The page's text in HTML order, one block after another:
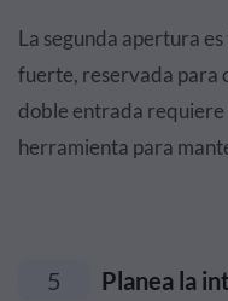
La segunda apertura
fuerte, reservada para
doble entrada requiere
herramienta para
5 Planea la